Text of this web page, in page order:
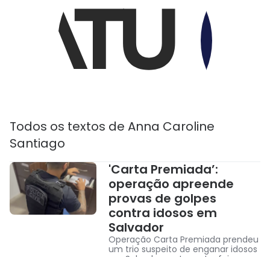
Todos os textos de Anna Caroline
Santiago
'Carta Premiada’:
operação apreende
provas de golpes
contra idosos em
Salvador
Operação Carta Premiada prendeu
um trio suspeito de enganar idosos